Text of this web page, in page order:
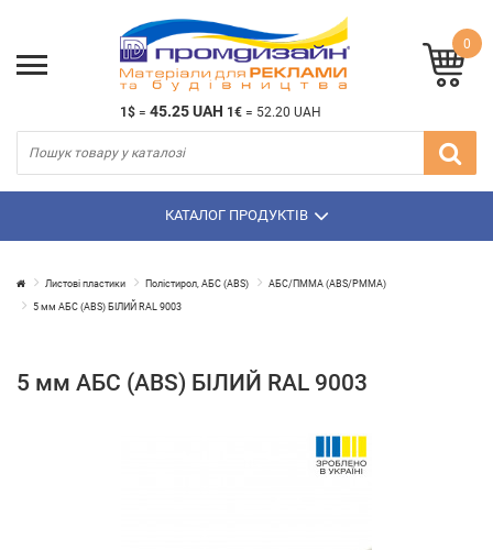
1$ = 45.25 UAH 1€ = 52.20 UAH
0
КАТАЛОГ ПРОДУКТІВ
Листові пластики Полістирол, АБС (ABS) АБС/ПММА (ABS/PMMA)
5 мм АБС (ABS) БІЛИЙ RAL 9003
5 мм АБС (ABS) БІЛИЙ RAL 9003